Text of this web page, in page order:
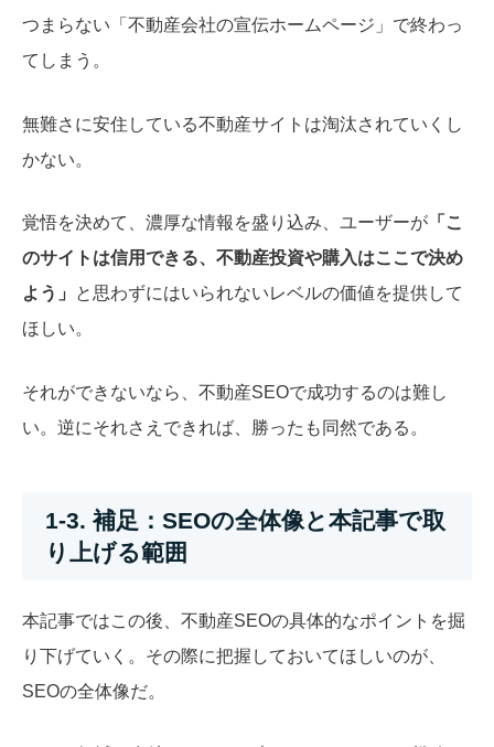
つまらない「不動産会社の宣伝ホームページ」で終わっ
てしまう。
無難さに安住している不動産サイトは淘汰されていくし
かない。
覚悟を決めて、濃厚な情報を盛り込み、ユーザーが 「こ
のサイトは信用できる、不動産投資や購入はここで決め
よう」
と思わずにはいられないレベルの価値を提供して
ほしい。
それができないなら、不動産SEOで成功するのは難し
い。逆にそれさえできれば、勝ったも同然である。
1-3. 補足：SEOの全体像と本記事で取
り上げる範囲
本記事ではこの後、不動産SEOの具体的なポイントを掘
り下げていく。その際に把握しておいてほしいのが、
SEOの全体像だ。